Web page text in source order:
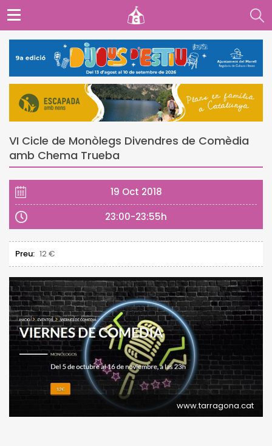
VI Cicle de Monòlegs Divendres de Comèdia
amb Chema Trueba
19 Oct 2018
23:00-23:55h
Preu: 12 €
www.tarragona.cat